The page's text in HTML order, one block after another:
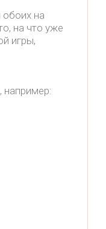
обоих на
на что уже
игры,
например: